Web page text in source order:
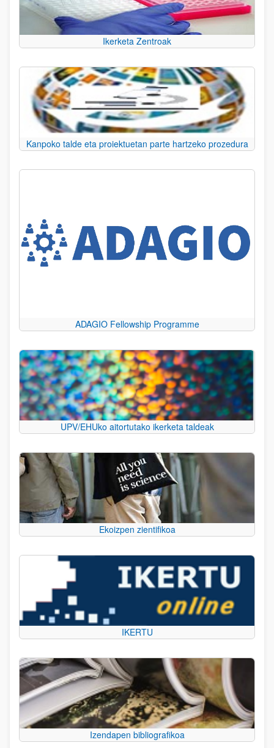
Ikerketa Zentroak
Kanpoko talde eta proiektuetan parte hartzeko prozedura
ADAGIO Fellowship Programme
UPV/EHUko aitortutako ikerketa taldeak
Ekoizpen zientifikoa
IKERTU
Izendapen bibliografikoa